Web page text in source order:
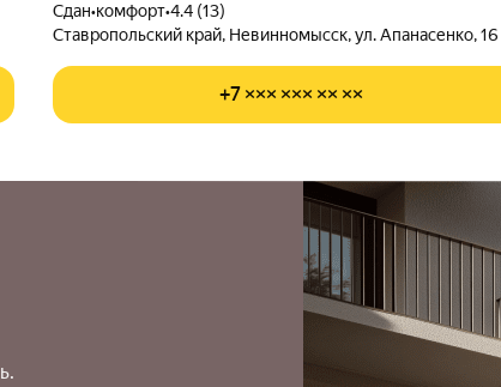
Сдан•комфорт•4.4 (13)
Ставропольский край, Невинномысск, ул. Апанасенко, 16
+7 ××× ××× ×× ××